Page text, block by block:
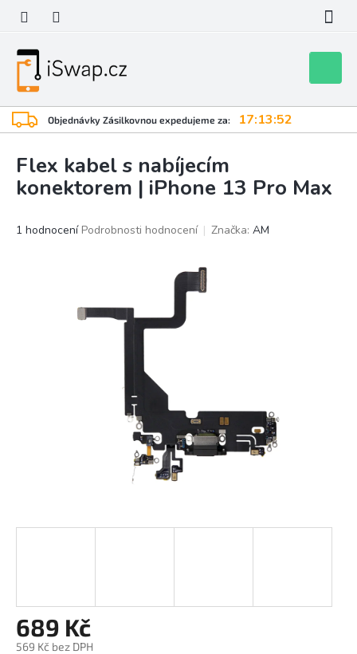
obsah
Objednávky Zásilkovnou expedujeme za: 17:13:52
košík
Flex kabel s nabíjecím
konektorem | iPhone 13 Pro Max
Průměrné
1 hodnocení Podrobnosti hodnocení Značka: AM
689 Kč
569 Kč bez DPH